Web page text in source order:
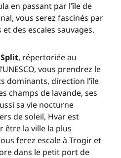
en passant par l’île de
vous serez fascinés par
des escales sauvages.
Split, répertoriée au
vous prendrez le
dominants, direction l’île
champs de lavande, ses
sa vie nocturne
de soleil, Hvar est
être la ville la plus
ferez escale à Trogir et
dans le petit port de